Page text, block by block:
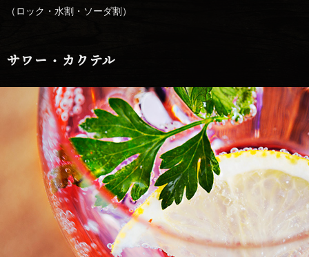
（ロック・水割・ソーダ割）
サワー・カクテル